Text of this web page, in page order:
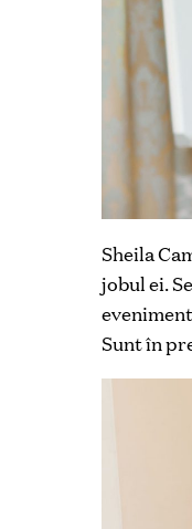
Sheila
jobul ei.
Sunt în